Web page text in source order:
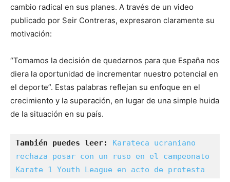
cambio radical en sus planes. A través de un video
publicado por Seir Contreras, expresaron claramente su
motivación:
“Tomamos la decisión de quedarnos para que España nos
diera la oportunidad de incrementar nuestro potencial en
el deporte”. Estas palabras reflejan su enfoque en el
crecimiento y la superación, en lugar de una simple huida
de la situación en su país.
También puedes leer: Karateca ucraniano
rechaza posar con un ruso en el campeonato
Karate 1 Youth League en acto de protesta